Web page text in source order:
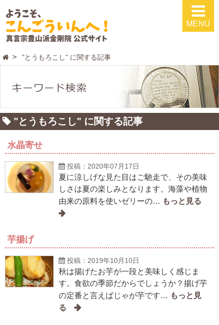
MENU
"とうもろこし" に関する記事
"とうもろこし" に関する記事
水晶寄せ
投稿：2020年07月17日
夏に涼しげな見た目はご馳走で、その美味
しさは夏の楽しみとなります。海藻や植物
由来の原料を使いゼリーの…
芋揚げ
投稿：2019年10月10日
秋は揚げたお芋が一段と美味しく感じま
す。食欲の季節だからでしょうか？揚げ芋
の定番と言えばじゃが芋です…